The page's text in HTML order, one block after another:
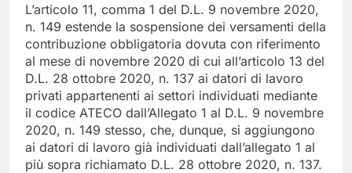
L’articolo 11, comma 1 del D.L. 9 novembre 2020,
n. 149 estende la sospensione dei versamenti della
contribuzione obbligatoria dovuta con riferimento
al mese di novembre 2020 di cui all’articolo 13 del
D.L. 28 ottobre 2020, n. 137 ai datori di lavoro
privati appartenenti ai settori individuati mediante
il codice ATECO dall’Allegato 1 al D.L. 9 novembre
2020, n. 149 stesso, che, dunque, si aggiungono
ai datori di lavoro già individuati dall’allegato 1 al
più sopra richiamato D.L. 28 ottobre 2020, n. 137.